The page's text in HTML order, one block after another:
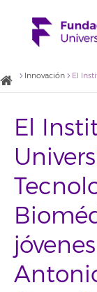
Innovación
El